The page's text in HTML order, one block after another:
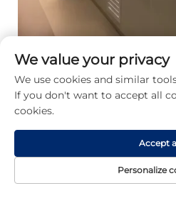
Projet aux USA -
We value your privacy
We use cookies and similar
If you don't want to accept all
cookies.
Personalize
Accept